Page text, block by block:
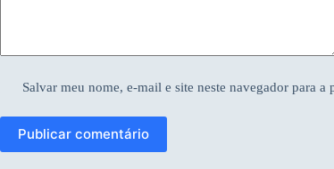
Salvar meu nome, e-mail e site neste navegador para a
Publicar comentário